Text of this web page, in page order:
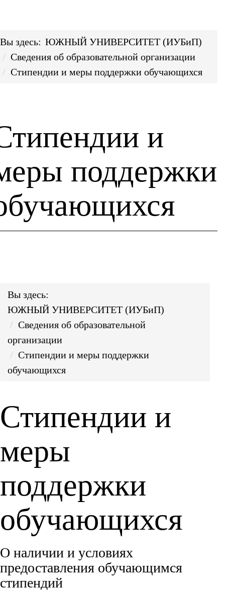
Вы здесь: ЮЖНЫЙ УНИВЕРСИТЕТ (ИУБиП)
Сведения об образовательной организации
Стипендии и меры поддержки обучающихся
и
поддержки
Вы здесь:
ЮЖНЫЙ УНИВЕРСИТЕТ (ИУБиП)
Сведения об образовательной
организации
Стипендии и меры поддержки
обучающихся
Стипендии и
меры
поддержки
обучающихся
О наличии и условиях
предоставления обучающимся
стипендий